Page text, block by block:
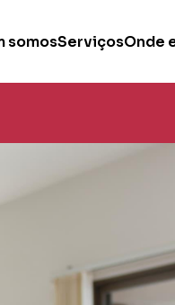
somosServiçosOnde